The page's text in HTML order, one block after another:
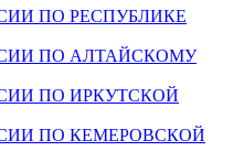
ПО РЕСПУБЛИКЕ
ПО АЛТАЙСКОМУ
ПО ИРКУТСКОЙ
ПО КЕМЕРОВСКОЙ